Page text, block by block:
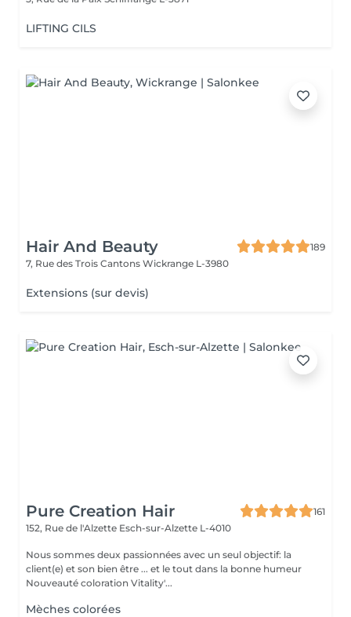
LIFTING CILS
Hair And Beauty
189
7, Rue des Trois Cantons Wickrange L-3980
Extensions (sur devis)
Pure Creation Hair
161
152, Rue de l'Alzette Esch-sur-Alzette L-4010
Nous sommes deux passionnées avec un seul objectif: la
client(e) et son bien être ... et le tout dans la bonne humeur
Nouveauté coloration Vitality'...
Mèches colorées